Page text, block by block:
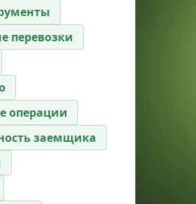
перевозки
операции
заемщика